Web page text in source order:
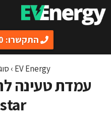
לדלג
לתוכן
התקשרו: 077-804-5600
EV Energy
›
עמדת טעינה